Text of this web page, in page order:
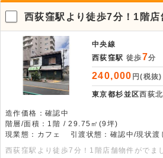
西荻窪駅より徒歩7分！1階店
中央線
西荻窪駅 徒歩7分
240,000 円(税抜)
東京都杉並区西荻北
造作価格：確認中
階層/面積：1階 / 29.75㎡(9坪)
現業態：カフェ
引渡状態：確認中/現状渡
西荻窪駅より徒歩7分！1階店舗物件がでま